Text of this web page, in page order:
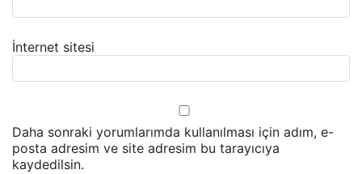
İnternet sitesi
Daha sonraki yorumlarımda kullanılması için adım, e-
posta adresim ve site adresim bu tarayıcıya
kaydedilsin.